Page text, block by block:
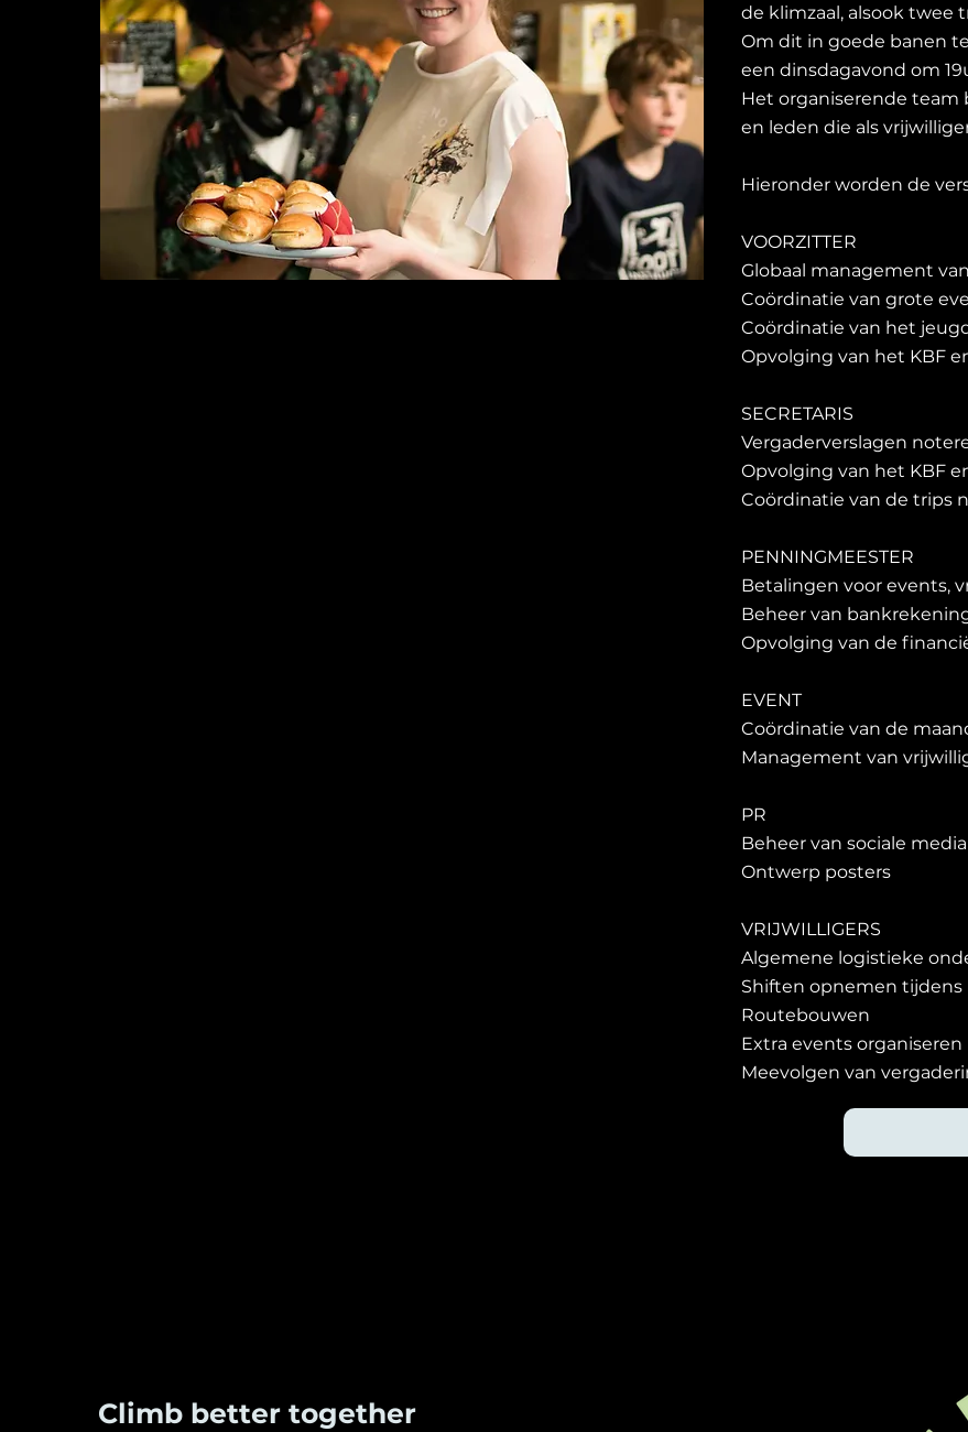
de klimzaal, alsook twee
Om dit in goede banen
een dinsdagavond om
Het organiserende
en leden die als
Hieronder worden de
VOORZITTER
Globaal management
Coördinatie van grote
Coördinatie van het
Opvolging van het KBF
SECRETARIS
Vergaderverslagen
Opvolging van het KBF
Coördinatie van de trips
PENNINGMEESTER
Betalingen voor events,
Beheer van
Opvolging van de
EVENT
Coördinatie van de
Management van
PR
Beheer van sociale media
Ontwerp posters
VRIJWILLIGERS
Algemene logistieke
Shiften opnemen tijdens
Routebouwen
Extra events organiseren
Meevolgen van
Climb better together